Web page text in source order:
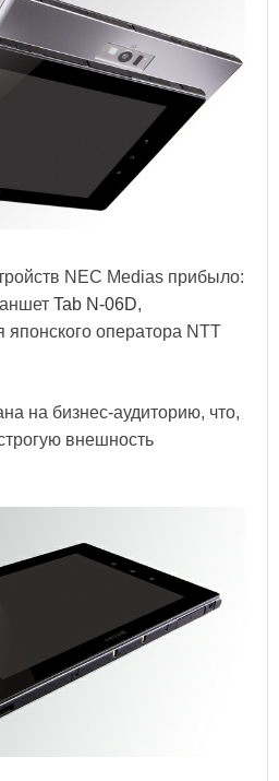
NEC Medias прибыло:
Tab N-06D,
оператора NTT
на бизнес-аудиторию, что,
внешность